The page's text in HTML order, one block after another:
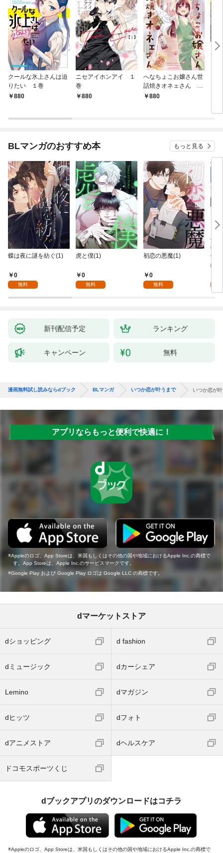
クールな氷上さんは迫
りたい １巻
880
ニセアイホンアイ １
巻
880
へなちょこお嬢さん世
話焼きオネェさん １
巻880
BLマンガのおすすめ本 もっと見る
蝶は夜に謎を紡ぐ(1)
0
無料
虎と僕(1)
0
無料
初恋の悪魔(1)
0
無料
齢
新刊配信予定 ランキング
キャンペーン 無料
漫画無料試し読みならdブック BLマンガ いつか恋が叶うまで いつか恋が
アプリならもっと便利で快適に！
Appleのロゴ、App Storeは、米国もしくはその他の国や地域におけるApple Inc.の商標で
す。App Storeは、Apple Inc.のサービスマークです。
Google Play および Google Play ロゴは Google LLC の商標です。
dマーケットストア
dショッピング d fashion
dミュージック dカーシェア
Lemino dマガジン
dヒッツ dフォト
dアニメストア dヘルスケア
ドコモスポーツくじ
dブックアプリのダウンロードはコチラ
Appleのロゴ、App Storeは、米国もしくはその他の国や地域におけるApple Inc.の商標で